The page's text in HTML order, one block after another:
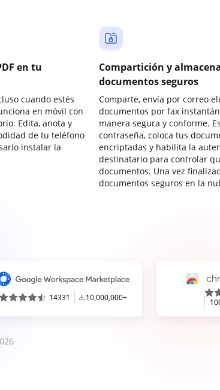
en tu
cuando estés
en móvil con
Edita, anota y
de tu teléfono
instalar la
Compartición y
documentos seguros
Comparte, envía por correo
documentos por fax
manera segura y conforme.
contraseña, coloca tus
encriptadas y habilita la
destinatario para controlar
documentos. Una vez
documentos seguros en la
14331 10,000,000+